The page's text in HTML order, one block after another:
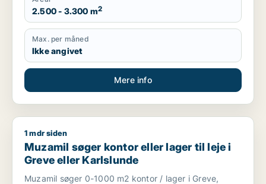
2.500 - 3.300 m2
Max. per måned
Ikke angivet
Mere info
Muzamil søger kontor eller lager til leje i Greve eller
1 mdr siden
Muzamil søger kontor eller lager til leje i
Greve eller Karlslunde
Muzamil søger 0-1000 m2 kontor / lager i Greve,